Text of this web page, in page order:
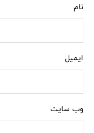
نام
ایمیل
وب‌ سایت